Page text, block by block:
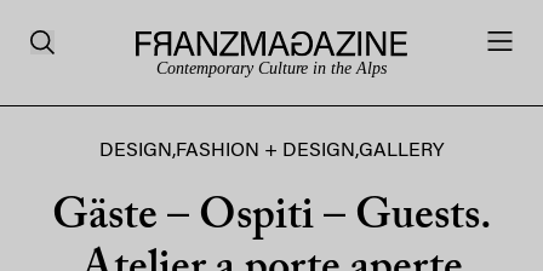
Contemporary Culture in the Alps
DESIGN ,FASHION + DESIGN ,GALLERY
Gäste – Ospiti – Guests.